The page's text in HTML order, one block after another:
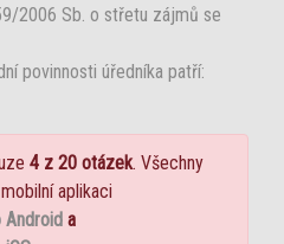
2006 Sb. o střetu zájmů se
povinnosti úředníka patří:
4 z 20 otázek. Všechny
aplikaci
Android a